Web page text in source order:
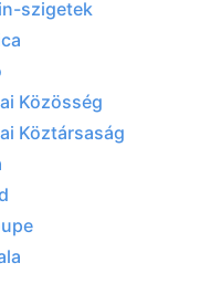
szigetek
Közösség
Köztársaság